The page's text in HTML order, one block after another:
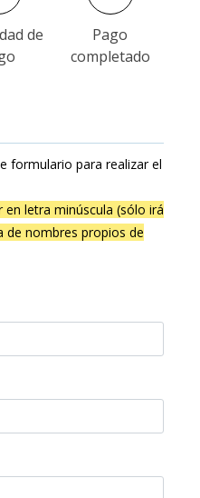
de
Pago
completado
formulario para realizar el
en letra minúscula (sólo irá
de nombres propios de